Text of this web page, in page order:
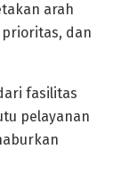
arah
dan
fasilitas
pelayanan